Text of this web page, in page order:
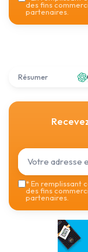
des fins
partenaires.
Résumer
*En remplissant
des fins
partenaires.